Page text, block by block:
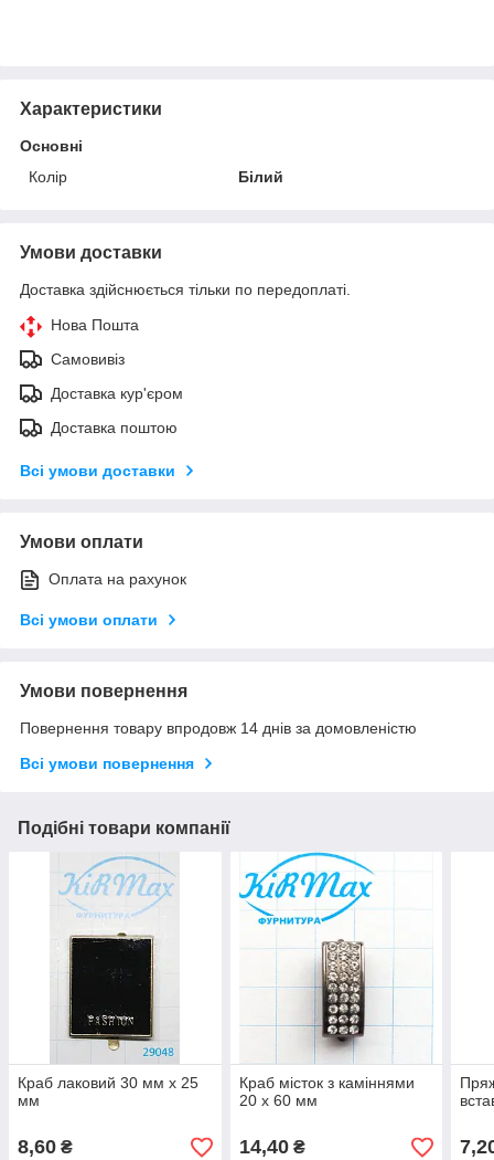
Характеристики
Основні
Колір
Білий
Умови доставки
Доставка здійснюється тільки по передоплаті.
Нова Пошта
Самовивіз
Доставка кур'єром
Доставка поштою
Всі умови доставки
Умови оплати
Оплата на рахунок
Всі умови оплати
Умови повернення
Повернення товару впродовж 14 днів за домовленістю
Всі умови повернення
Подібні товари компанії
Краб лаковий 30 мм х 25
мм
8,60 ₴
Краб місток з каміннями
20 х 60 мм
14,40₴